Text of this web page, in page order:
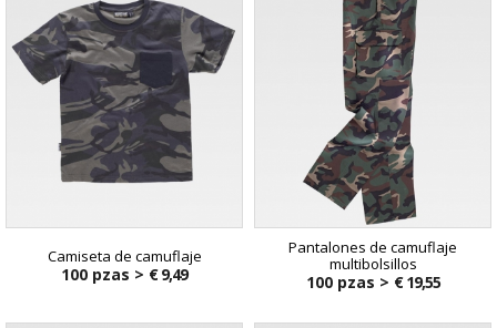
Camiseta de camuflaje
100 pzas > € 9,49
Pantalones de camuflaje
multibolsillos
100 pzas > € 19,55